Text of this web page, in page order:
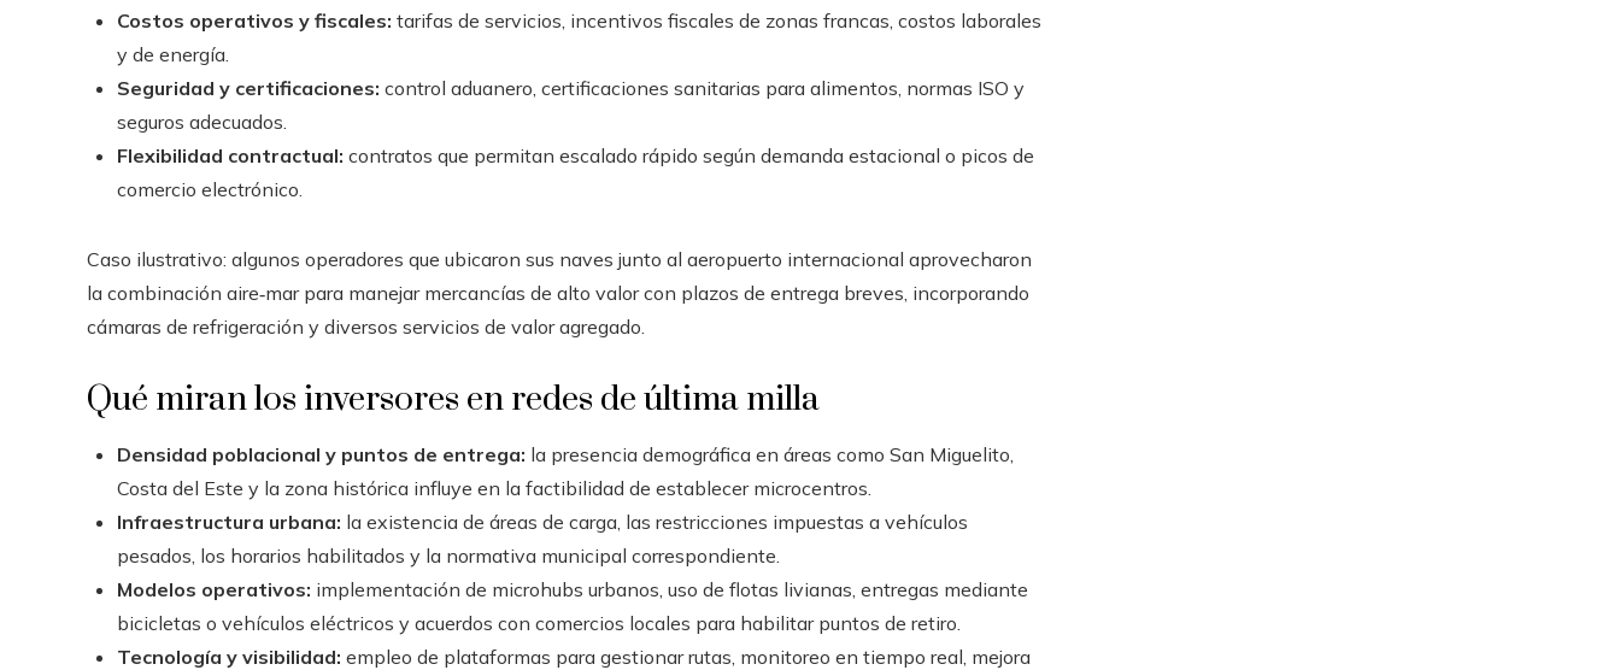
Costos operativos y fiscales: tarifas de servicios, incentivos fiscales de zonas francas, costos laborales
y de energía.
Seguridad y certificaciones: control aduanero, certificaciones sanitarias para alimentos, normas ISO y
seguros adecuados.
Flexibilidad contractual: contratos que permitan escalado rápido según demanda estacional o picos de
comercio electrónico.
Caso ilustrativo: algunos operadores que ubicaron sus naves junto al aeropuerto internacional aprovecharon
la combinación aire‑mar para manejar mercancías de alto valor con plazos de entrega breves, incorporando
cámaras de refrigeración y diversos servicios de valor agregado.
Qué miran los inversores en redes de última milla
Densidad poblacional y puntos de entrega: la presencia demográfica en áreas como San Miguelito,
Costa del Este y la zona histórica influye en la factibilidad de establecer microcentros.
Infraestructura urbana: la existencia de áreas de carga, las restricciones impuestas a vehículos
pesados, los horarios habilitados y la normativa municipal correspondiente.
Modelos operativos: implementación de microhubs urbanos, uso de flotas livianas, entregas mediante
bicicletas o vehículos eléctricos y acuerdos con comercios locales para habilitar puntos de retiro.
Tecnología y visibilidad: empleo de plataformas para gestionar rutas, monitoreo en tiempo real, mejora